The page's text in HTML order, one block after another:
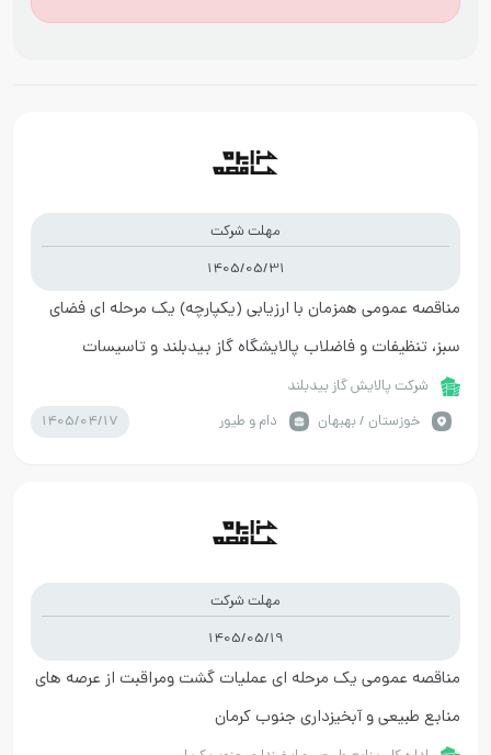
مهلت شرکت
1405/05/31
مناقصه عمومی همزمان با ارزیابی (یکپارچه) یک مرحله ای فضای
سبز، تنظیفات و فاضلاب پالایشگاه گاز بیدبلند و تاسیسات
مربوطه در سال 1406-1405
شرکت پالایش گاز بیدبلند
خوزستان / بهبهان
دام و طیور 1405/04/17
مهلت شرکت
1405/05/19
مناقصه عمومی یک مرحله ای عملیات گشت ومراقبت از عرصه های
منابع طبیعی و آبخیزداری جنوب کرمان